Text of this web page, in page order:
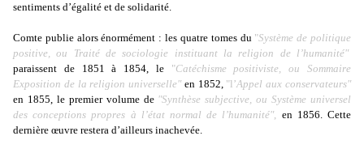
sentiments d’égalité et de solidarité.
Comte publie alors énormément : les quatre tomes du "Système de politique
positive, ou Traité de sociologie instituant la religion de l’humanité"
paraissent de 1851 à 1854, le "Catéchisme positiviste, ou Sommaire
Exposition de la religion universelle" en 1852, "l’Appel aux conservateurs"
en 1855, le premier volume de "Synthèse subjective, ou Système universel
des conceptions propres à l’état normal de l’humanité"
en 1856. Cette
dernière œuvre restera d’ailleurs inachevée.